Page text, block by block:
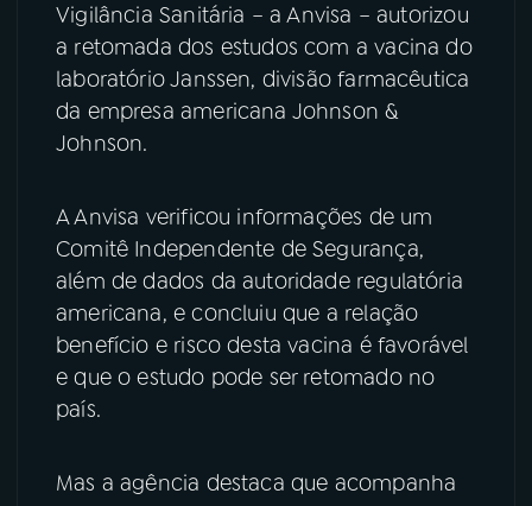
YouTube Facebook
Instagram
TikTok
Vigilância Sanitária – a Anvisa – autorizou
a retomada dos estudos com a vacina do
laboratório Janssen, divisão farmacêutica
da empresa americana Johnson &
Johnson.
A Anvisa verificou informações de um
Comitê Independente de Segurança,
além de dados da autoridade regulatória
americana, e concluiu que a relação
benefício e risco desta vacina é favorável
e que o estudo pode ser retomado no
país.
Mas a agência destaca que acompanha